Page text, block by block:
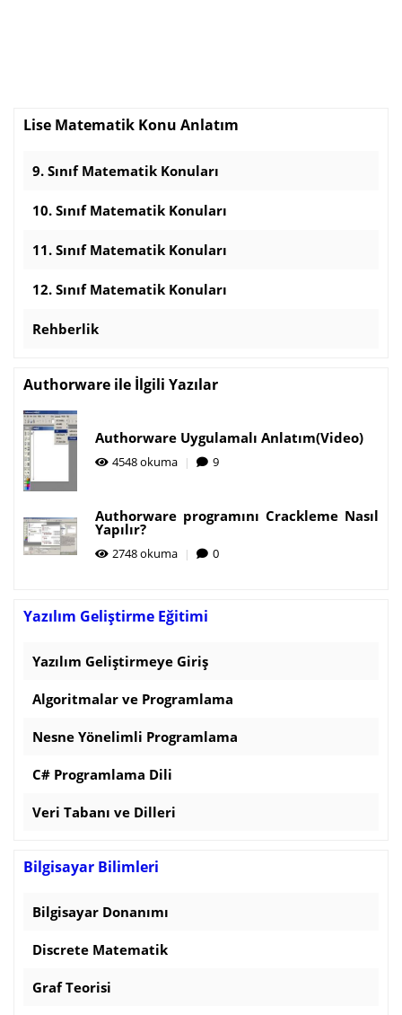
Lise Matematik Konu Anlatım
9. Sınıf Matematik Konuları
10. Sınıf Matematik Konuları
11. Sınıf Matematik Konuları
12. Sınıf Matematik Konuları
Rehberlik
Authorware ile İlgili Yazılar
Authorware Uygulamalı Anlatım(Video)
4548 okuma 9
Authorware programını Crackleme Nasıl
Yapılır?
2748 okuma 0
Yazılım Geliştirme Eğitimi
Yazılım Geliştirmeye Giriş
Algoritmalar ve Programlama
Nesne Yönelimli Programlama
C# Programlama Dili
Veri Tabanı ve Dilleri
Bilgisayar Bilimleri
Bilgisayar Donanımı
Discrete Matematik
Graf Teorisi